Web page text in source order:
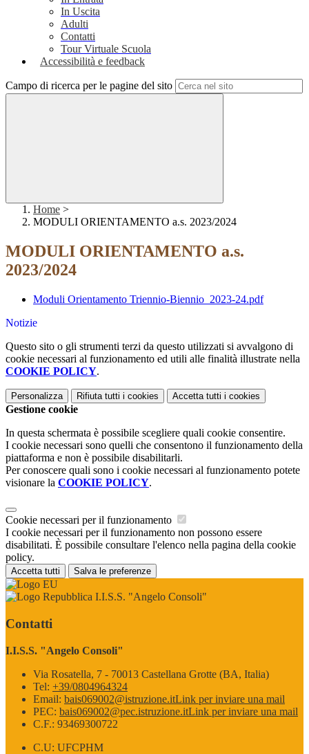
In Uscita
Adulti
Contatti
Tour Virtuale Scuola
Accessibilità e feedback
Campo di ricerca per le pagine del sito
Home >
MODULI ORIENTAMENTO a.s. 2023/2024
MODULI ORIENTAMENTO a.s.
2023/2024
Moduli Orientamento Triennio-Biennio_2023-24.pdf
Notizie
Questo sito o gli strumenti terzi da questo utilizzati si avvalgono di
cookie necessari al funzionamento ed utili alle finalità illustrate nella
COOKIE POLICY.
Personalizza Rifiuta tutti i cookies Accetta tutti i cookies
Gestione cookie
In questa schermata è possibile scegliere quali cookie consentire.
I cookie necessari sono quelli che consentono il funzionamento della
piattaforma e non è possibile disabilitarli.
Per conoscere quali sono i cookie necessari al funzionamento potete
visionare la COOKIE POLICY.
Cookie necessari per il funzionamento
I cookie necessari per il funzionamento non possono essere
disabilitati. È possibile consultare l'elenco nella pagina della cookie
policy.
Accetta tutti Salva le preferenze
I.I.S.S. "Angelo Consoli"
Contatti
I.I.S.S. "Angelo Consoli"
Via Rosatella, 7 - 70013 Castellana Grotte (BA, Italia)
Tel: +39/0804964324
Email: bais069002@istruzione.itLink per inviare una mail
PEC: bais069002@pec.istruzione.itLink per inviare una mail
C.F.: 93469300722
C.U: UFCPHM